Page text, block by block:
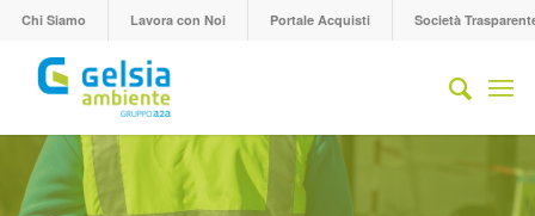
Chi Siamo Lavora con Noi Portale Acquisti Società